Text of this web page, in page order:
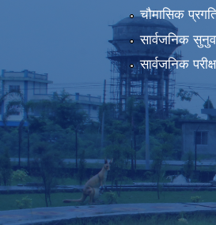
चौमासिक
सार्वजनिक
सार्वजनिक